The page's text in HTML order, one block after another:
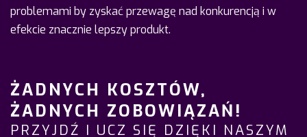
problemami by zyskać przewagę nad konkurencją i w
efekcie znacznie lepszy produkt.
ŻADNYCH KOSZTÓW,
ŻADNYCH ZOBOWIĄZAŃ!
PRZYJDŹ I UCZ SIĘ DZIĘKI NASZYM